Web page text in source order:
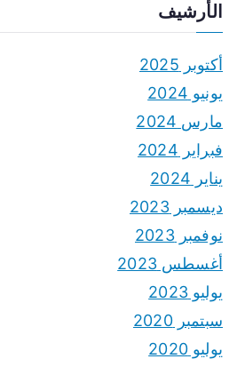
الأرشيف
أكتوبر 2025
يونيو 2024
مارس 2024
فبراير 2024
يناير 2024
ديسمبر 2023
نوفمبر 2023
أغسطس 2023
يوليو 2023
سبتمبر 2020
يوليو 2020